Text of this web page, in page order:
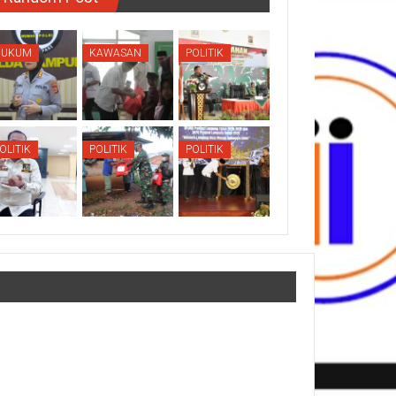
KAWASAN POLITIK
POLITIK POLITIK